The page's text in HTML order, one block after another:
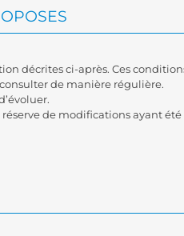
décrites ci-après. Ces
de manière régulière.
de modifications ayant